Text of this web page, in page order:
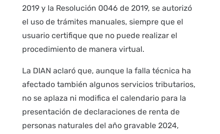
2019 y la Resolución 0046 de 2019, se autorizó
el uso de trámites manuales, siempre que el
usuario certifique que no puede realizar el
procedimiento de manera virtual.
La DIAN aclaró que, aunque la falla técnica ha
afectado también algunos servicios tributarios,
no se aplaza ni modifica el calendario para la
presentación de declaraciones de renta de
personas naturales del año gravable 2024,